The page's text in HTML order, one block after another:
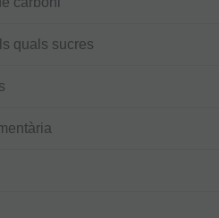
quals sucres